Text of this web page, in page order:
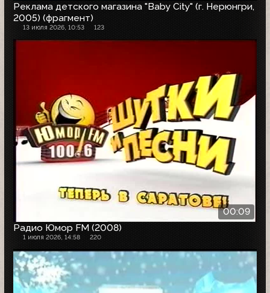
Реклама детского магазина "Baby City" (г. Нерюнгри,
2005) (фрагмент)
13 июля 2026, 10:53 123
00:09
Радио Юмор FM (2008)
1 июля 2026, 14:58 220